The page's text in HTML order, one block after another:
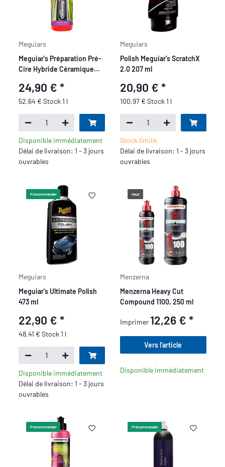
Meguiars
Meguiar's Préparation Pré-
Cire Hybride Céramique
24,90 €*
52,64 € Stock 1 l
Disponible immédiatement
Délai de livraison: 1 - 3 jours
ouvrables
Meguiars
Polish Meguiar's ScratchX
2.0 207 ml
20,90 € *
100,97 € Stock 1 l
Stock limité
Délai de livraison: 1 - 3 jours
ouvrables
Précommander
Meguiars
Meguiar's Ultimate Polish
473 ml
22,90 €*
48,41 € Stock 1 l
Disponible immédiatement
Délai de livraison: 1 - 3 jours
ouvrables
Haut
Menzerna
Menzerna Heavy Cut
Compound 1100, 250 ml
Imprimer 12,26 € *
Vers l'article
Disponible immédiatement
Précommander Précommander